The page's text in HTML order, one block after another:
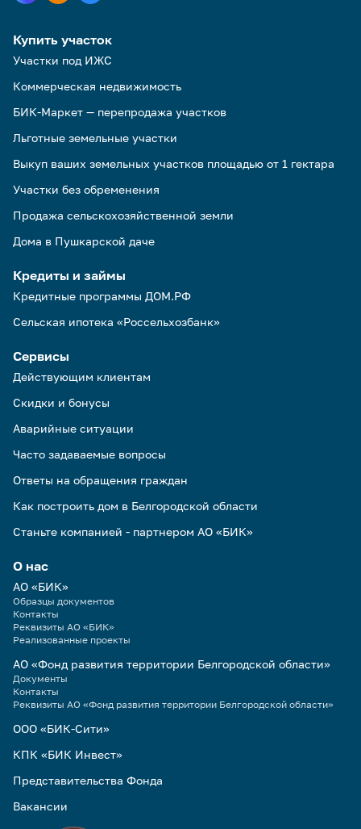
Купить участок
Участки под ИЖС
Коммерческая недвижимость
БИК-Маркет — перепродажа участков
Льготные земельные участки
Выкуп ваших земельных участков площадью от 1 гектара
Участки без обременения
Продажа сельскохозяйственной земли
Дома в Пушкарской даче
Кредиты и займы
Кредитные программы ДОМ.РФ
Сельская ипотека «Россельхозбанк»
Сервисы
Действующим клиентам
Скидки и бонусы
Аварийные ситуации
Часто задаваемые вопросы
Ответы на обращения граждан
Как построить дом в Белгородской области
Станьте компанией - партнером АО «БИК»
О нас
АО «БИК»
Образцы документов
Контакты
Реквизиты АО «БИК»
Реализованные проекты
АО «Фонд развития территории Белгородской области»
Документы
Контакты
Реквизиты АО «Фонд развития территории Белгородской области»
ООО «БИК-Сити»
КПК «БИК Инвест»
Представительства Фонда
Вакансии